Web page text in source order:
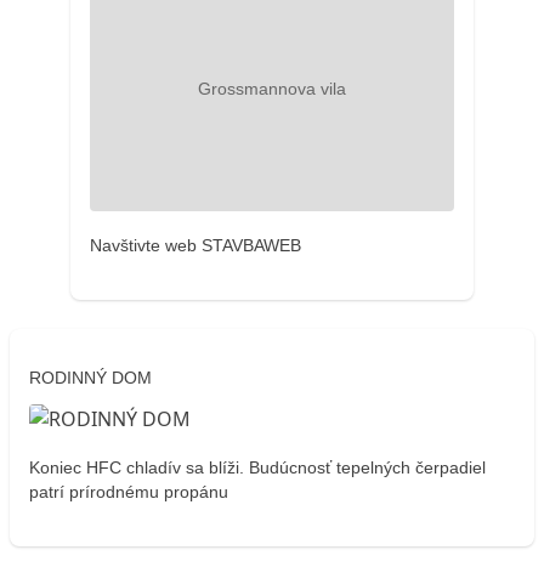
Navštivte web STAVBAWEB
RODINNÝ DOM
Koniec HFC chladív sa blíži. Budúcnosť tepelných čerpadiel
patrí prírodnému propánu